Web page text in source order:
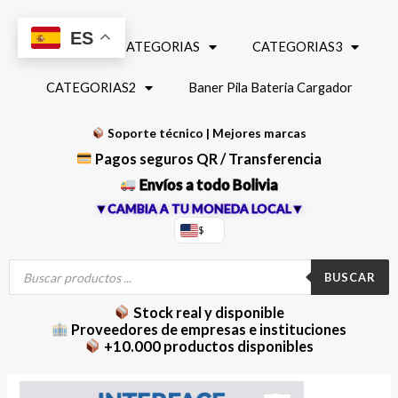
contenido
INICIO CATEGORIAS CATEGORIAS3
CATEGORIAS2 Baner Pila Bateria Cargador
Soporte técnico | Mejores marcas
Pagos seguros QR / Transferencia
Envíos a todo Bolivia
▼CAMBIA A TU MONEDA LOCAL▼
$
Búsqueda
productos
BUSCAR
Stock real y disponible
Proveedores de empresas e instituciones
+10.000 productos disponibles
ES